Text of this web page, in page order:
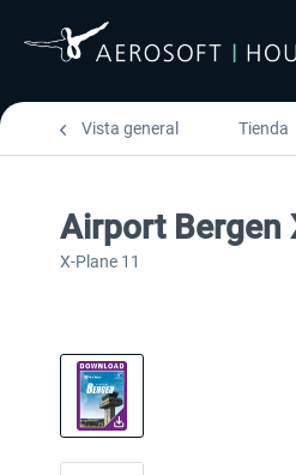
Vista general Tienda
Airport Bergen
X-Plane 11